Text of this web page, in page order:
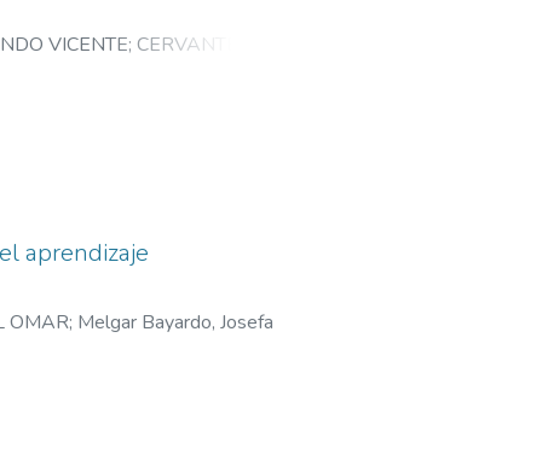
del
público
VICENTE; CERVANTES
aprendizaje
OMAR; Melgar Bayardo, Josefa